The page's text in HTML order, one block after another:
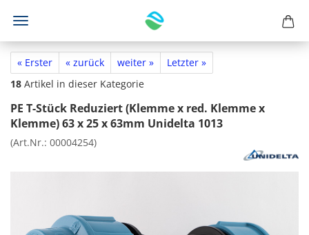
« Erster « zurück weiter »
Letzter »
18 Artikel in dieser Kategorie
PE T-Stück Reduziert (Klemme x red. Klemme x
Klemme) 63 x 25 x 63mm Unidelta 1013
(Art.Nr.: 00004254)